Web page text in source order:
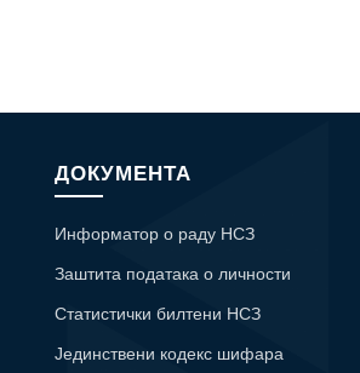
ДОКУМЕНТА
Информатор о раду НСЗ
Заштита података о личности
Статистички билтени НСЗ
Јединствени кодекс шифара